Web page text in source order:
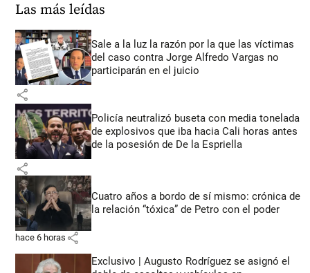
Las más leídas
Sale a la luz la razón por la que las víctimas
del caso contra Jorge Alfredo Vargas no
participarán en el juicio
share
Policía neutralizó buseta con media tonelada
de explosivos que iba hacia Cali horas antes
de la posesión de De la Espriella
share
Cuatro años a bordo de sí mismo: crónica de
la relación “tóxica” de Petro con el poder
hace 6 horas share
Exclusivo | Augusto Rodríguez se asignó el